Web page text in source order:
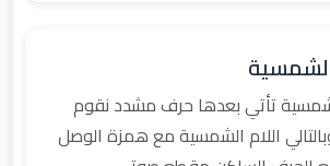
تأتي بعدها حرف مشدد نقوم
اللام الشمسية مع همزة الوصل